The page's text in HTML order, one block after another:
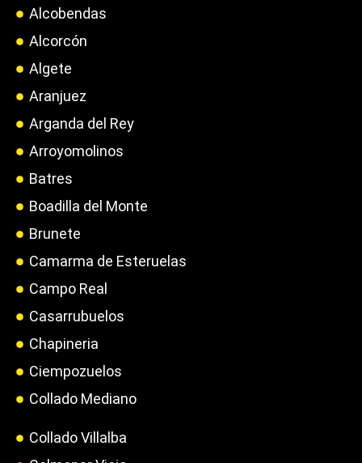
Alcobendas
Alcorcón
Algete
Aranjuez
Arganda del Rey
Arroyomolinos
Batres
Boadilla del Monte
Brunete
Camarma de Esteruelas
Campo Real
Casarrubuelos
Chapineria
Ciempozuelos
Collado Mediano
Collado Villalba